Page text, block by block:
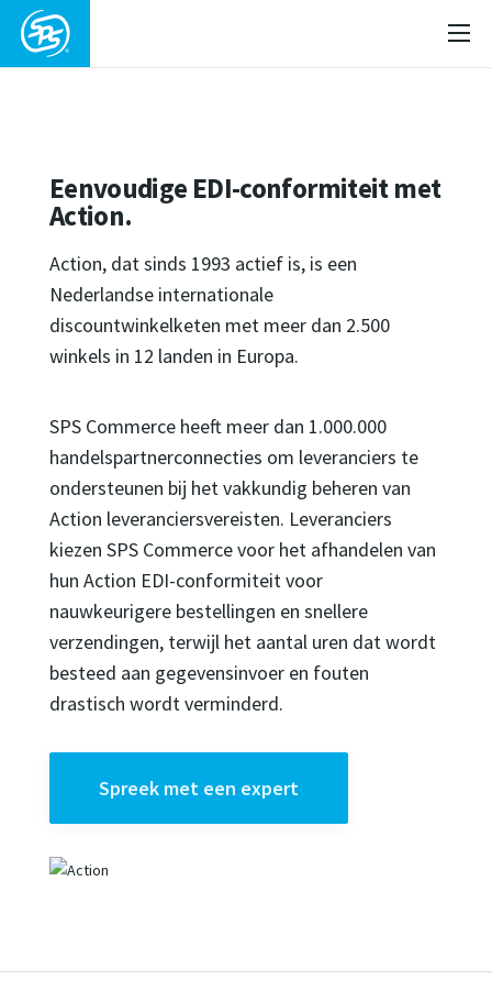
Eenvoudige EDI-conformiteit met
Action.
Action, dat sinds 1993 actief is, is een
Nederlandse internationale
discountwinkelketen met meer dan 2.500
winkels in 12 landen in Europa.
SPS Commerce heeft meer dan 1.000.000
handelspartnerconnecties om leveranciers te
ondersteunen bij het vakkundig beheren van
Action leveranciersvereisten. Leveranciers
kiezen SPS Commerce voor het afhandelen van
hun Action EDI-conformiteit voor
nauwkeurigere bestellingen en snellere
verzendingen, terwijl het aantal uren dat wordt
besteed aan gegevensinvoer en fouten
drastisch wordt verminderd.
Spreek met een expert